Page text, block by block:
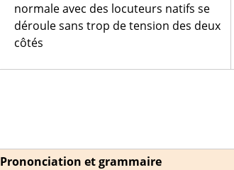
normale avec des locuteurs natifs se
déroule sans trop de tension des deux
côtés
Prononciation et grammaire